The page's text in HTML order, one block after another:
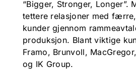
“Bigger, Stronger, Longer”.
tettere relasjoner med
kunder gjennom
produksjon. Blant viktige
Framo, Brunvoll,
og IK Group.